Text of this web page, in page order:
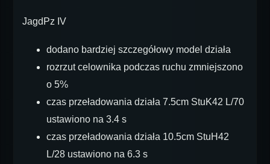
JagdPz IV
dodano bardziej szczegółowy model działa
rozrzut celownika podczas ruchu zmniejszono
o 5%
czas przeładowania działa 7.5cm StuK42 L/70
ustawiono na 3.4 s
czas przeładowania działa 10.5cm StuH42
L/28 ustawiono na 6.3 s